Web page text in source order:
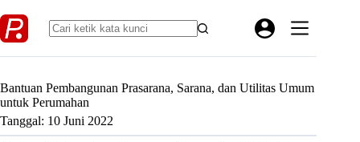
to
content
Bantuan Pembangunan Prasarana, Sarana, dan Utilitas Umum
untuk Perumahan
Tanggal: 10 Juni 2022